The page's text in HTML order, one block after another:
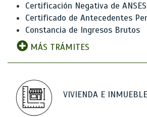
Certificación Negativa de ANSES
Certificado de Antecedentes
Constancia de Ingresos Brutos
MÁS TRÁMITES
VIVIENDA E